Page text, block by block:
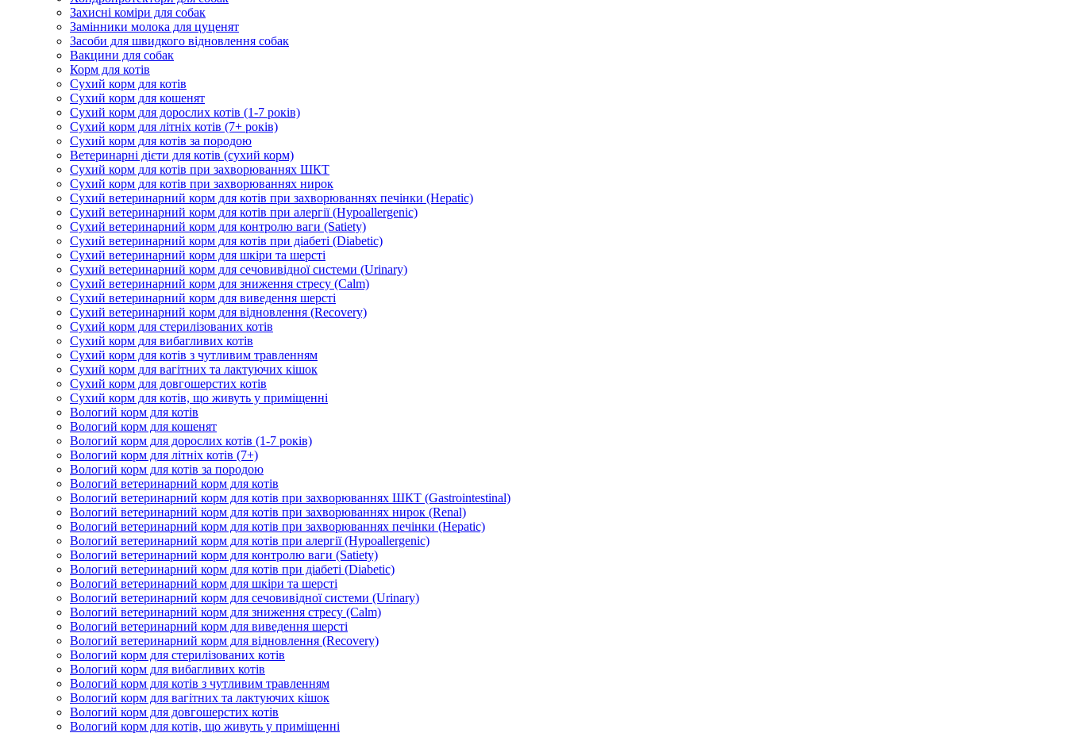
Захисні коміри для собак
Замінники молока для цуценят
Засоби для швидкого відновлення собак
Вакцини для собак
Корм для котів
Сухий корм для котів
Сухий корм для кошенят
Сухий корм для дорослих котів (1-7 років)
Сухий корм для літніх котів (7+ років)
Сухий корм для котів за породою
Ветеринарні дієти для котів (сухий корм)
Сухий корм для котів при захворюваннях ШКТ
Сухий корм для котів при захворюваннях нирок
Сухий ветеринарний корм для котів при захворюваннях печінки (Hepatic)
Сухий ветеринарний корм для котів при алергії (Hypoallergenic)
Сухий ветеринарний корм для контролю ваги (Satiety)
Сухий ветеринарний корм для котів при діабеті (Diabetic)
Сухий ветеринарний корм для шкіри та шерсті
Сухий ветеринарний корм для сечовивідної системи (Urinary)
Сухий ветеринарний корм для зниження стресу (Calm)
Сухий ветеринарний корм для виведення шерсті
Сухий ветеринарний корм для відновлення (Recovery)
Сухий корм для стерилізованих котів
Сухий корм для вибагливих котів
Сухий корм для котів з чутливим травленням
Сухий корм для вагітних та лактуючих кішок
Сухий корм для довгошерстих котів
Сухий корм для котів, що живуть у приміщенні
Вологий корм для котів
Вологий корм для кошенят
Вологий корм для дорослих котів (1-7 років)
Вологий корм для літніх котів (7+)
Вологий корм для котів за породою
Вологий ветеринарний корм для котів
Вологий ветеринарний корм для котів при захворюваннях ШКТ (Gastrointestinal)
Вологий ветеринарний корм для котів при захворюваннях нирок (Renal)
Вологий ветеринарний корм для котів при захворюваннях печінки (Hepatic)
Вологий ветеринарний корм для котів при алергії (Hypoallergenic)
Вологий ветеринарний корм для контролю ваги (Satiety)
Вологий ветеринарний корм для котів при діабеті (Diabetic)
Вологий ветеринарний корм для шкіри та шерсті
Вологий ветеринарний корм для сечовивідної системи (Urinary)
Вологий ветеринарний корм для зниження стресу (Calm)
Вологий ветеринарний корм для виведення шерсті
Вологий ветеринарний корм для відновлення (Recovery)
Вологий корм для стерилізованих котів
Вологий корм для вибагливих котів
Вологий корм для котів з чутливим травленням
Вологий корм для вагітних та лактуючих кішок
Вологий корм для довгошерстих котів
Вологий корм для котів, що живуть у приміщенні